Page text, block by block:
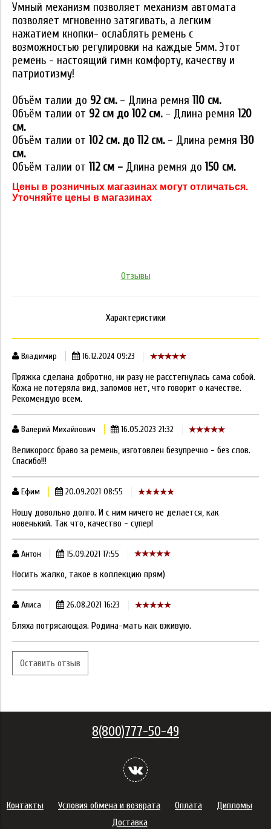
Умный механизм позволяет механизм автомата
позволяет мгновенно затягивать, а легким
нажатием кнопки- ослаблять ремень с
возможностью регулировки на каждые 5мм. Этот
ремень - настоящий гимн комфорту, качеству и
патриотизму!
Объём талии до 92 см.– Длина ремня 110 см.
Объём талии от 92 см до 102 см.– Длина ремня 120
см.
Объём талии от 102 см. до 112 см.– Длина ремня 130
см.
Объём талии от 112 см – Длина ремня до 150 см.
Цены в розничных магазинах могут отличаться.
Уточняйте цены в магазинах
Отзывы
Характеристики
Владимир 16.12.2024 09:23
Пряжка сделана добротно, ни разу не расстегнулась сама собой.
Кожа не потеряла вид, заломов нет, что говорит о качестве.
Рекомендую всем.
Валерий Михайлович 16.05.2023 21:32
Великоросс браво за ремень, изготовлен безупречно - без слов.
Спасибо!!!
Ефим 20.09.2021 08:55
Ношу довольно долго. И с ним ничего не делается, как
новенький. Так что, качество - супер!
Антон 15.09.2021 17:55
Носить жалко, такое в коллекцию прям)
Алиса 26.08.2021 16:23
Бляха потрясающая. Родина-мать как вживую.
Оставить отзыв
8(800)777-50-49
Контакты Условия обмена и возврата Оплата
Дипломы
Доставка